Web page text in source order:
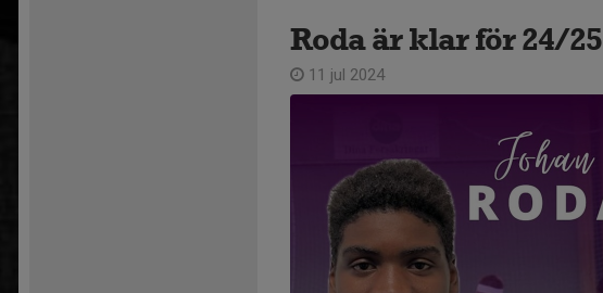
Roda är klar för 24/25
11 jul 2024